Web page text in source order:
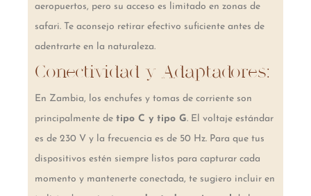
aeropuertos, pero su acceso es limitado en zonas de
safari. Te aconsejo retirar efectivo suficiente antes de
adentrarte en la naturaleza.
Conectividad y Adaptadores:
En Zambia, los enchufes y tomas de corriente son
principalmente detipo C y tipo G. El voltaje estándar
es de 230 V y la frecuencia es de 50 Hz. Para que tus
dispositivos estén siempre listos para capturar cada
momento y mantenerte conectada, te sugiero incluir en